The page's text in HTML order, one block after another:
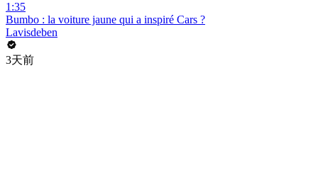
1:35
Bumbo : la voiture jaune qui a inspiré Cars ?
Lavisdeben
3天前